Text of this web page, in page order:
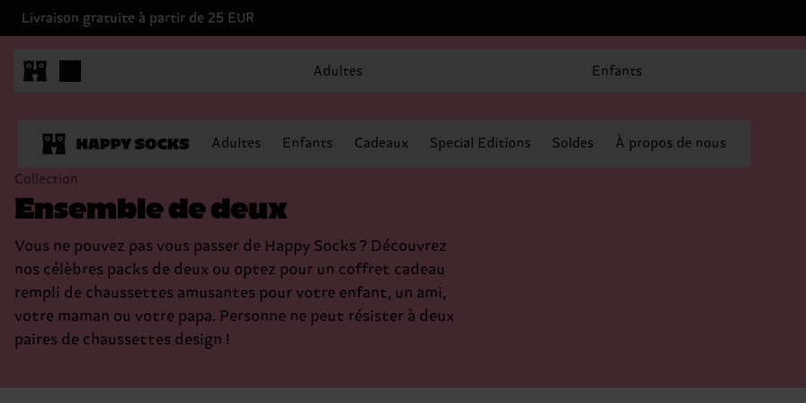
Livraison gratuite à partir de 25 EUR
Adultes Enfants
Adultes Enfants Cadeaux Special Editions Soldes À propos de nous
Collection
Ensemble de deux
Vous ne pouvez pas vous passer de Happy Socks ? Découvrez
nos célèbres packs de deux ou optez pour un coffret cadeau
rempli de chaussettes amusantes pour votre enfant, un ami,
votre maman ou votre papa. Personne ne peut résister à deux
paires de chaussettes design !